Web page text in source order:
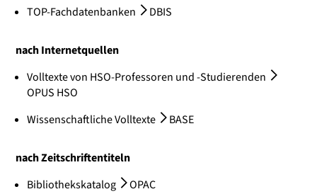
TOP-Fachdatenbanken
DBIS
nach Internetquellen
Volltexte von HSO-Professoren und -Studierenden
OPUS HSO
Wissenschaftliche Volltexte
BASE
nach Zeitschriftentiteln
Bibliothekskatalog
OPAC